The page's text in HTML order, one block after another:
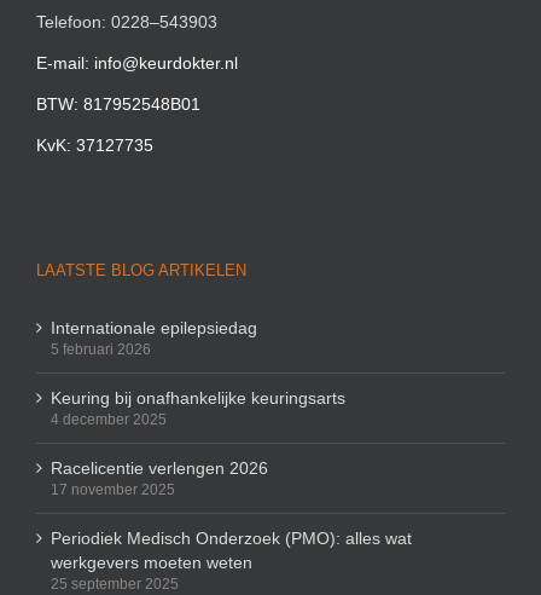
Telefoon: 0228–543903
E-mail: info@keurdokter.nl
BTW: 817952548B01
KvK: 37127735
LAATSTE BLOG ARTIKELEN
Internationale epilepsiedag
5 februari 2026
Keuring bij onafhankelijke keuringsarts
4 december 2025
Racelicentie verlengen 2026
17 november 2025
Periodiek Medisch Onderzoek (PMO): alles wat
werkgevers moeten weten
25 september 2025